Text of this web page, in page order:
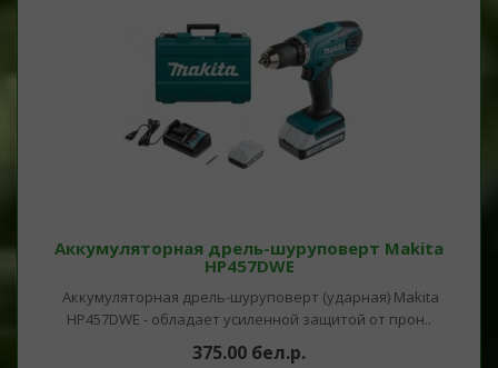
Аккумуляторная дрель-шуруповерт Makita
HP457DWE
Аккумуляторная дрель-шуруповерт (ударная) Makita
HP457DWE - обладает усиленной защитой от прон..
375.00 бел.р.